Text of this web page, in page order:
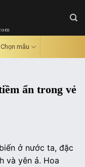
Chọn mẫu
ẩn trong vẻ
ở nước ta, đặc
và yên ả. Hoa